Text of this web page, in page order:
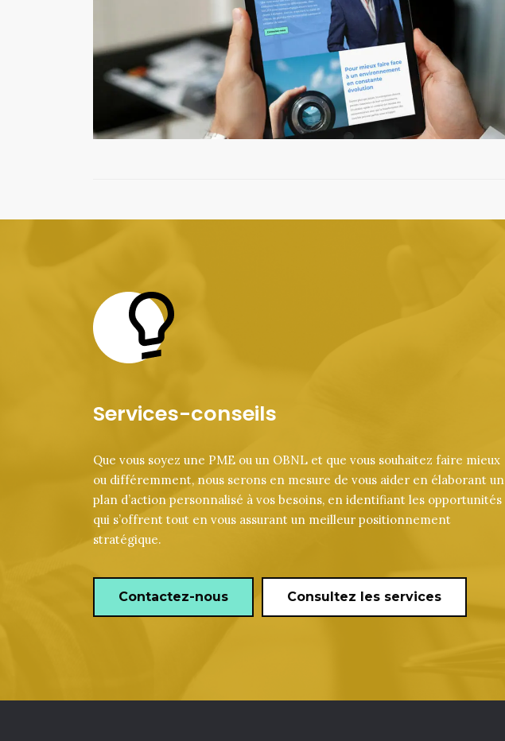
Services-conseils
Que vous soyez une PME ou un OBNL et que vous souhaitez faire mieux
ou différemment, nous serons en mesure de vous aider en élaborant un
plan d’action personnalisé à vos besoins, en identifiant les opportunités
qui s’offrent tout en vous assurant un meilleur positionnement
stratégique.
Contactez-nous Consultez les services